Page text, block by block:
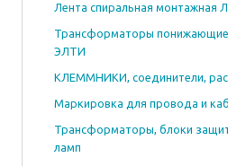
Лента спиральная монтажная
Трансформаторы
ЭЛТИ
КЛЕММНИКИ, соединители,
Маркировка для провода и
Трансформаторы, блоки
ламп